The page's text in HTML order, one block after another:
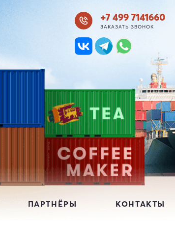
+7 499 7141660
ЗАКАЗАТЬ ЗВОНОК
ПАРТНЁРЫ КОНТАКТЫ